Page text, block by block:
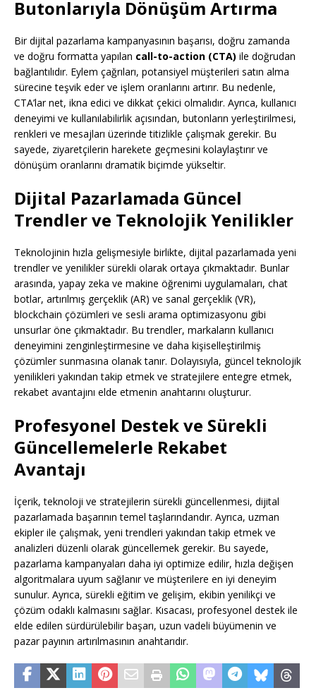
Butonlarıyla Dönüşüm Artırma
Bir dijital pazarlama kampanyasının başarısı, doğru zamanda
ve doğru formatta yapılan call-to-action (CTA) ile doğrudan
bağlantılıdır. Eylem çağrıları, potansiyel müşterileri satın alma
sürecine teşvik eder ve işlem oranlarını artırır. Bu nedenle,
CTA’lar net, ikna edici ve dikkat çekici olmalıdır. Ayrıca, kullanıcı
deneyimi ve kullanılabilirlik açısından, butonların yerleştirilmesi,
renkleri ve mesajları üzerinde titizlikle çalışmak gerekir. Bu
sayede, ziyaretçilerin harekete geçmesini kolaylaştırır ve
dönüşüm oranlarını dramatik biçimde yükseltir.
Dijital Pazarlamada Güncel
Trendler ve Teknolojik Yenilikler
Teknolojinin hızla gelişmesiyle birlikte, dijital pazarlamada yeni
trendler ve yenilikler sürekli olarak ortaya çıkmaktadır. Bunlar
arasında, yapay zeka ve makine öğrenimi uygulamaları, chat
botlar, artırılmış gerçeklik (AR) ve sanal gerçeklik (VR),
blockchain çözümleri ve sesli arama optimizasyonu gibi
unsurlar öne çıkmaktadır. Bu trendler, markaların kullanıcı
deneyimini zenginleştirmesine ve daha kişiselleştirilmiş
çözümler sunmasına olanak tanır. Dolayısıyla, güncel teknolojik
yenilikleri yakından takip etmek ve stratejilere entegre etmek,
rekabet avantajını elde etmenin anahtarını oluşturur.
Profesyonel Destek ve Sürekli
Güncellemelerle Rekabet
Avantajı
İçerik, teknoloji ve stratejilerin sürekli güncellenmesi, dijital
pazarlamada başarının temel taşlarındandır. Ayrıca, uzman
ekipler ile çalışmak, yeni trendleri yakından takip etmek ve
analizleri düzenli olarak güncellemek gerekir. Bu sayede,
pazarlama kampanyaları daha iyi optimize edilir, hızla değişen
algoritmalara uyum sağlanır ve müşterilere en iyi deneyim
sunulur. Ayrıca, sürekli eğitim ve gelişim, ekibin yenilikçi ve
çözüm odaklı kalmasını sağlar. Kısacası, profesyonel destek ile
elde edilen sürdürülebilir başarı, uzun vadeli büyümenin ve
pazar payının artırılmasının anahtarıdır.